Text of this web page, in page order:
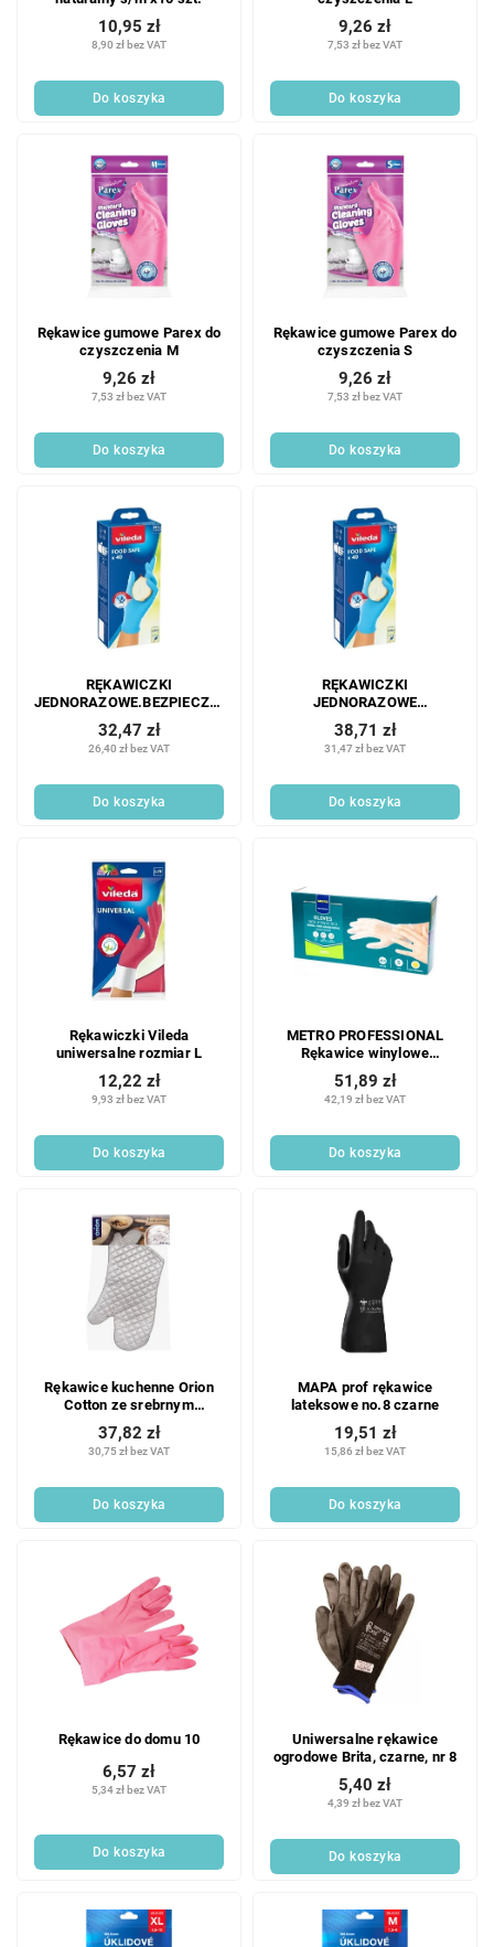
8,90 zł bez VAT
10,95 zł
Do koszyka
7,53 zł bez VAT
9,26 zł
Do koszyka
Rękawice gumowe Parex do
czyszczenia M
7,53 zł bez VAT
9,26 zł
Do koszyka
Rękawice gumowe Parex do
czyszczenia S
7,53 zł bez VAT
9,26 zł
Do koszyka
RĘKAWICZKI
JEDNORAZOWE.BEZPIECZNE
DLA ŻYWNOŚCI 40 SZT. M/L
26,40 zł bez VAT
32,47 zł
Do koszyka
RĘKAWICZKI
JEDNORAZOWE
BEZPIECZNE DLA
ŻYWNOŚCI 40 SZT. S/M
31,47 zł bez VAT
38,71 zł
Do koszyka
Rękawiczki Vileda
uniwersalne rozmiar L
9,93 zł bez VAT
12,22 zł
Do koszyka
METRO PROFESSIONAL
Rękawice winylowe
transparentne bezpudrowe S
100 szt.
42,19 zł bez VAT
51,89 zł
Do koszyka
Rękawice kuchenne Orion
Cotton ze srebrnym
wykończeniem 1 szt.
30,75 zł bez VAT
37,82 zł
Do koszyka
MAPA prof rękawice
lateksowe no.8 czarne
15,86 zł bez VAT
19,51 zł
Do koszyka
Rękawice do domu 10
5,34 zł bez VAT
6,57 zł
Do koszyka
Uniwersalne rękawice
ogrodowe Brita, czarne, nr 8
4,39 zł bez VAT
5,40 zł
Do koszyka